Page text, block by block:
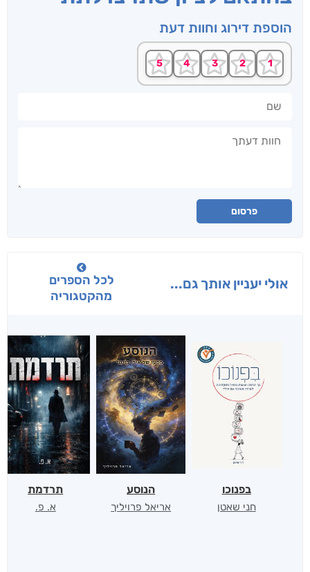
הוספת דירוג וחוות דעת
פרסום
אולי יעניין אותך גם...
לכל הספרים
מהקטגוריה
בפנוכו
חני שאטן
הנוסע
אריאל פרויליך
תרדמת
א. פ.